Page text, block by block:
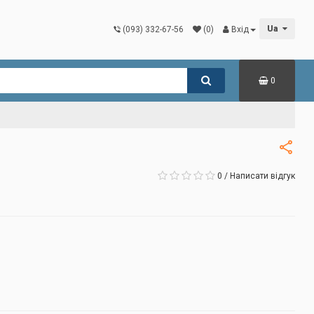
(093) 332-67-56 (0) Вхід Ua
0
0 / Написати відгук